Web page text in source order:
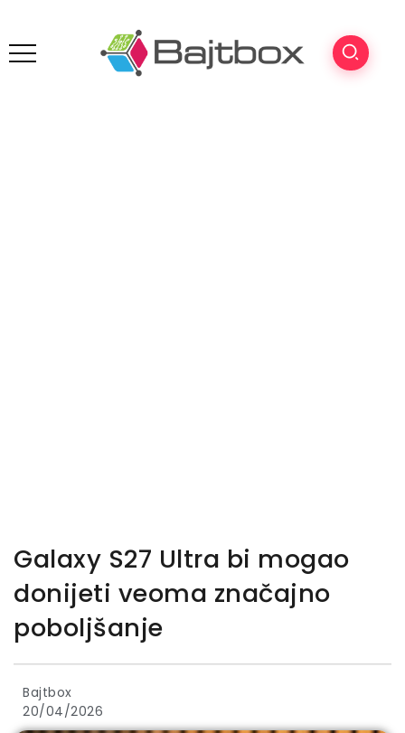
Galaxy S27 Ultra bi mogao
donijeti veoma značajno
poboljšanje
Bajtbox
20/04/2026